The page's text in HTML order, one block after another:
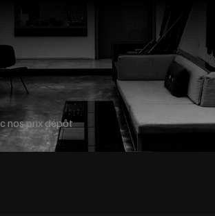
nos prix dépôt